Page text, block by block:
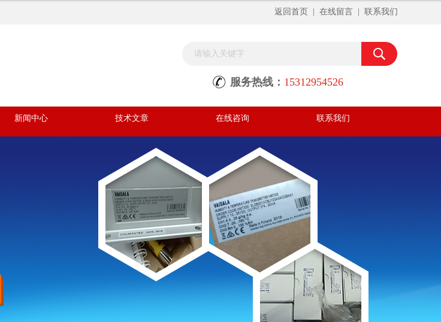
返回首页 在线留言 联系我们
服务热线： 15312954526
新闻中心 技术文章 在线咨询 联系我们